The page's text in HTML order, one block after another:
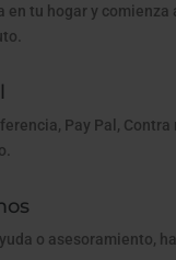
en tu hogar y comienza
Pay Pal, Contra
o asesoramiento,